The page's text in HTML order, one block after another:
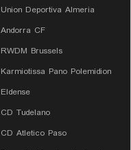
Union Deportiva Almeria
Andorra CF
RWDM Brussels
Karmiotissa Pano Polemidion
Eldense
CD Tudelano
CD Atletico Paso